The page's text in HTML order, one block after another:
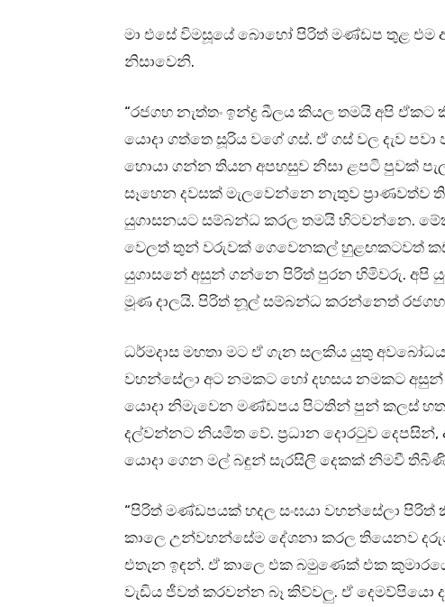
මා එසේ විමසූයේ බොහෝ පිරිත් මණ්ඩප තුළ එම
නිසාවෙනි.
“රජගහ නැත්තං ඉන්ද්‍ර ඛීලය කියල තමයි අපි
යොදා ගත්තෙ සූරිය වගේ ගස්. ඒ ගස් වල දැව
හොයා ගන්න තියන අපහසුව නිසා ළපටි පුවක්
සෑහෙන දවසක් මැලවෙන්නෙ නැතුව ප්‍රාණවත්ව
යුගාසනයට සම්බන්ධ කරල තමයි හිටවන්නෙ.
වෙලත් තුන් වරුවක් ගෙවෙනකල් හුළඟකටවත්
යුගාසනේ අසුන් ගන්නෙ පිරිත් පුරන හිමිවරු. අපි
මූණ දාලයි. පිරිත් නූල් සම්බන්ධ කරන්නෙත්
ධර්මදාස මහතා මට ඒ ගැන සලකිය යුතු
වහන්සේලා අට නමකට හෝ දහසය නමකට
යොදා නිමැවෙන මණ්ඩපය පිටතින් පුන් කලස්
දල්වන්නට නියමිත වේ. ප්‍රධාන දොරටුව
යොදා ගෙන මල් බඳුන් සැරසිලි දෙකක් නිමවී
“පිරිත් මණ්ඩපයක් හදල සංඝයා වහන්සේලා
කාලෙ උන්වහන්සේම දේශනා කරල තියෙනව
එතැන ඉඳන්. ඒ කාලෙ එක බමුණෙක් එක
වැඩිය ජීවත් කරවන්න බෑ කිව්වලු. ඒ දෙමව්පියො